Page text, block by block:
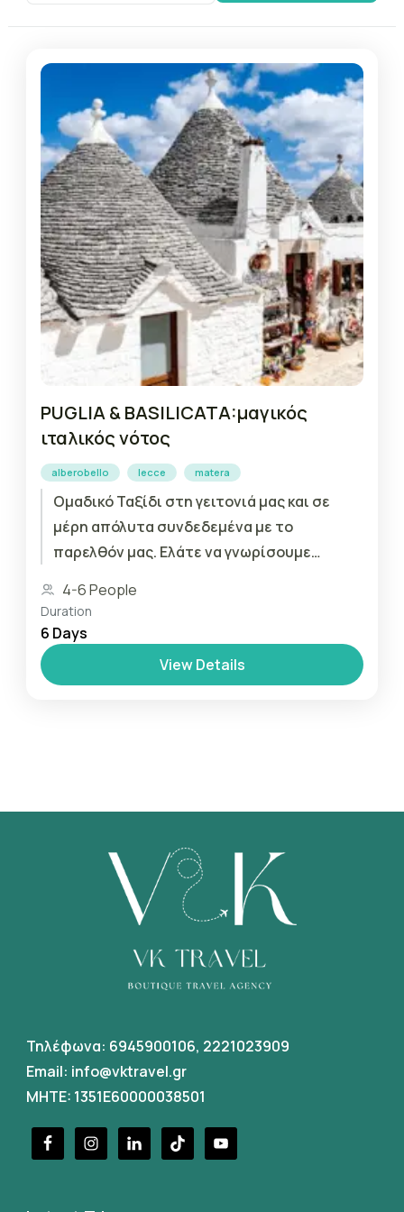
PUGLIA & BASILICATA:μαγικός
ιταλικός νότος
alberobello lecce matera
Ομαδικό Ταξίδι στη γειτονιά μας και σε
μέρη απόλυτα συνδεδεμένα με το
παρελθόν μας. Ελάτε να γνωρίσουμε
νότια Ιταλία, για...
4-6 People
Duration
6 Days
View Details
Τηλέφωνα: 6945900106, 2221023909
Email: info@vktravel.gr
MHTE: 1351E60000038501